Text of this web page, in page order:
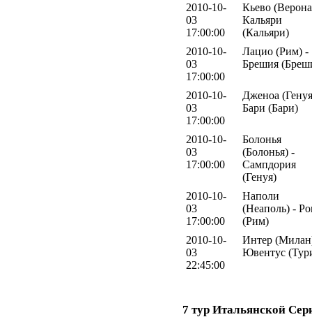
2010-10-
03
17:00:00
Кьево
Кальяри
(Кальяри)
2010-10-
03
17:00:00
Лацио (Рим) -
Брешия
2010-10-
03
17:00:00
Дженоа
Бари (Бари)
2010-10-
03
17:00:00
Болонья
(Болонья) -
Сампдория
(Генуя)
2010-10-
03
17:00:00
Наполи
(Неаполь) -
(Рим)
2010-10-
03
22:45:00
Интер
Ювентус
7 тур Итальянской